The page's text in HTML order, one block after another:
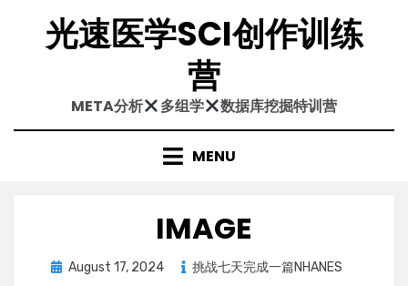
content光速医学SCI创作训练
营
META分析 多组学 数据库挖掘特训营
MENU
IMAGE
Posted
August 17, 2024
挑战七天完成一篇NHANES